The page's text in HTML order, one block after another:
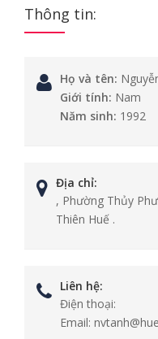
Thông tin:
Họ và tên:
Giới tính: Nam
Năm sinh: 1992
Địa chỉ:
, Phường Thủy
Thiên Huế .
Liên hệ:
Điện thoại:
Email: